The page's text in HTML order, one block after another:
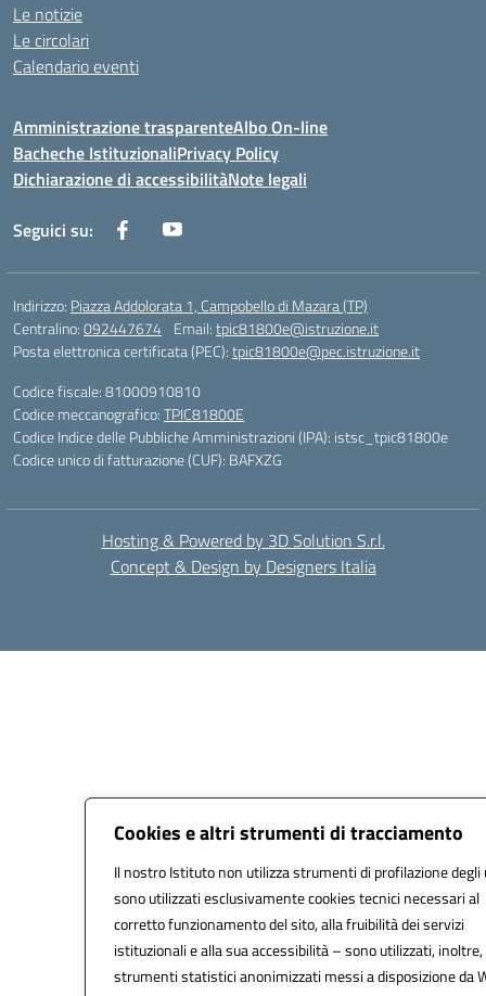
Cookies e altri strumenti di tracciamento
Il nostro Istituto non utilizza strumenti di profilazione
sono utilizzati esclusivamente cookies tecnici necessari al
corretto funzionamento del sito, alla fruibilità dei servizi
istituzionali e alla sua accessibilità – sono utilizzati, inoltre,
strumenti statistici anonimizzati messi a disposizione da
Le notizie
Le circolari
Calendario eventi
Amministrazione trasparenteAlbo On-line
Bacheche IstituzionaliPrivacy Policy
Dichiarazione di accessibilitàNote legali
Seguici su:
Indirizzo: Piazza Addolorata 1, Campobello di Mazara (TP)
Centralino:092447674 Email:tpic81800e@istruzione.it
Posta elettronica certificata (PEC):tpic81800e@pec.istruzione.it
Codice fiscale: 81000910810
Codice meccanografico:TPIC81800E
Codice Indice delle Pubbliche Amministrazioni (IPA): istsc_tpic81800e
Codice unico di fatturazione (CUF): BAFXZG
Hosting & Powered by 3D Solution S.r.l.
Concept & Design by Designers Italia